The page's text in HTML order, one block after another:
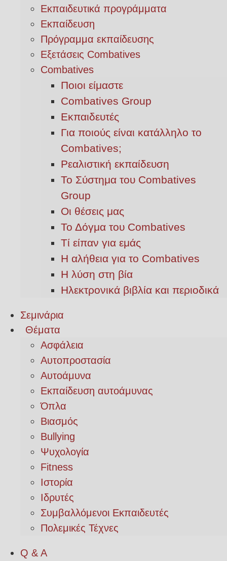
Εκπαιδευτικά προγράμματα
Εκπαίδευση
Πρόγραμμα εκπαίδευσης
Εξετάσεις Combatives
Combatives
Ποιοι είμαστε
Combatives Group
Εκπαιδευτές
Για ποιούς είναι κατάλληλο το
Combatives;
Ρεαλιστική εκπαίδευση
Το Σύστημα του Combatives
Group
Οι θέσεις μας
Το Δόγμα του Combatives
Τί είπαν για εμάς
Η αλήθεια για το Combatives
Η λύση στη βία
Ηλεκτρονικά βιβλία και περιοδικά
Σεμινάρια
Θέματα
Ασφάλεια
Αυτοπροστασία
Αυτοάμυνα
Εκπαίδευση αυτοάμυνας
Όπλα
Βιασμός
Bullying
Ψυχολογία
Fitness
Ιστορία
Ιδρυτές
Συμβαλλόμενοι Εκπαιδευτές
Πολεμικές Τέχνες
Q & A